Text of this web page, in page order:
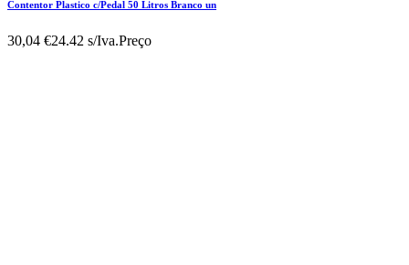
Contentor Plastico c/Pedal 50 Litros Branco un
30,04 €24.42 s/Iva.Preço